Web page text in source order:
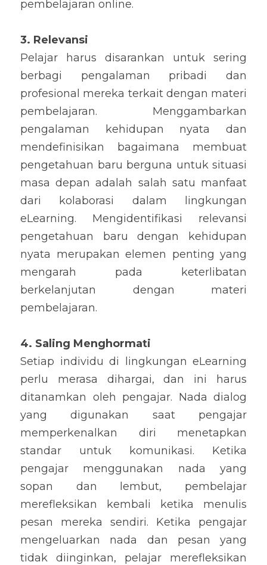
pembelajaran online.
3. Relevansi
Pelajar harus disarankan untuk sering
berbagi pengalaman pribadi dan
profesional mereka terkait dengan materi
pembelajaran. Menggambarkan
pengalaman kehidupan nyata dan
mendefinisikan bagaimana membuat
pengetahuan baru berguna untuk situasi
masa depan adalah salah satu manfaat
dari kolaborasi dalam lingkungan
eLearning. Mengidentifikasi relevansi
pengetahuan baru dengan kehidupan
nyata merupakan elemen penting yang
mengarah pada keterlibatan
berkelanjutan dengan materi
pembelajaran.
4. Saling Menghormati
Setiap individu di lingkungan eLearning
perlu merasa dihargai, dan ini harus
ditanamkan oleh pengajar. Nada dialog
yang digunakan saat pengajar
memperkenalkan diri menetapkan
standar untuk komunikasi. Ketika
pengajar menggunakan nada yang
sopan dan lembut, pembelajar
merefleksikan kembali ketika menulis
pesan mereka sendiri. Ketika pengajar
mengeluarkan nada dan pesan yang
tidak diinginkan, pelajar merefleksikan